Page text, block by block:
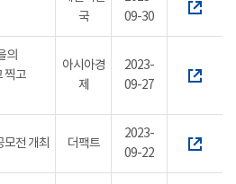
국
09-30
의
찍고
아시아경
제
2023-
09-27
전 개최 더팩트
2023-
09-22